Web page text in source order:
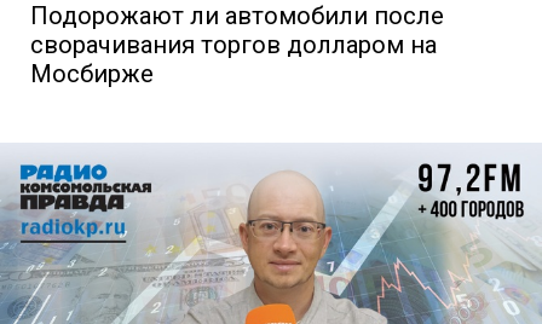
Подорожают ли автомобили после
сворачивания торгов долларом на
Мосбирже